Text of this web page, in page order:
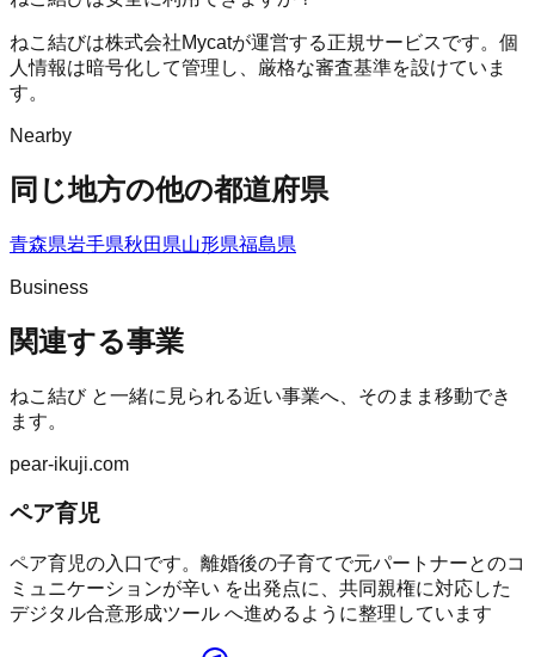
ねこ結びは株式会社Mycatが運営する正規サービスです。個
人情報は暗号化して管理し、厳格な審査基準を設けていま
す。
Nearby
同じ地方の他の都道府県
青森県岩手県秋田県山形県福島県
Business
関連する事業
ねこ結びと一緒に見られる近い事業へ、そのまま移動でき
ます。
pear-ikuji.com
ペア育児
ペア育児の入口です。離婚後の子育てで元パートナーとのコ
ミュニケーションが辛い を出発点に、共同親権に対応した
デジタル合意形成ツール へ進めるように整理しています